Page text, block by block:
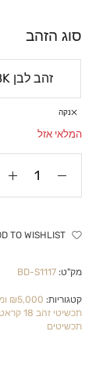
סוג הזהב
נקה
המלאי אזל
TO WISHLIST
מק"ט:BD-S1117
קטגוריות: ₪5,000 ומעלה
תכשיטי זהב 18 קראט
תכשיטים